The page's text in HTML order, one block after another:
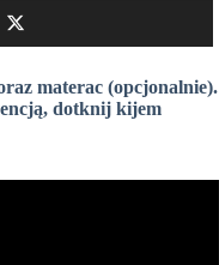
materac (opcjonalnie).
dotknij kijem